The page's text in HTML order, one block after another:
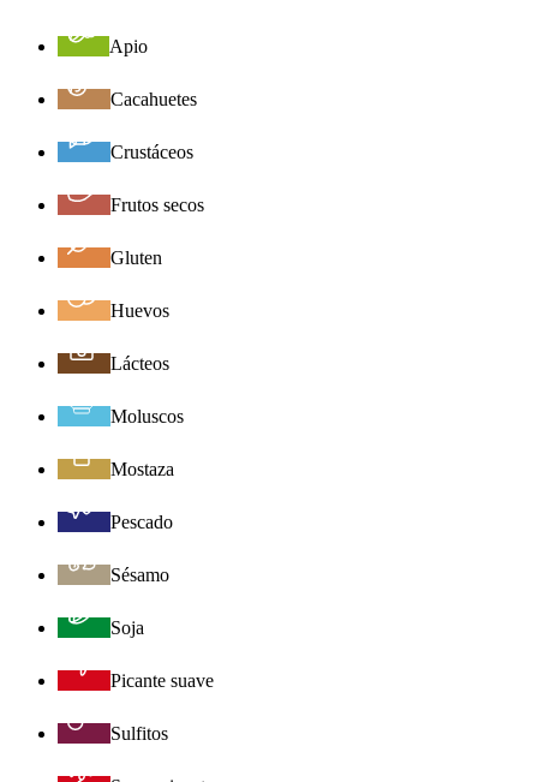
Apio
Cacahuetes
Crustáceos
Frutos secos
Gluten
Huevos
Lácteos
Moluscos
Mostaza
Pescado
Sésamo
Soja
Picante suave
Sulfitos